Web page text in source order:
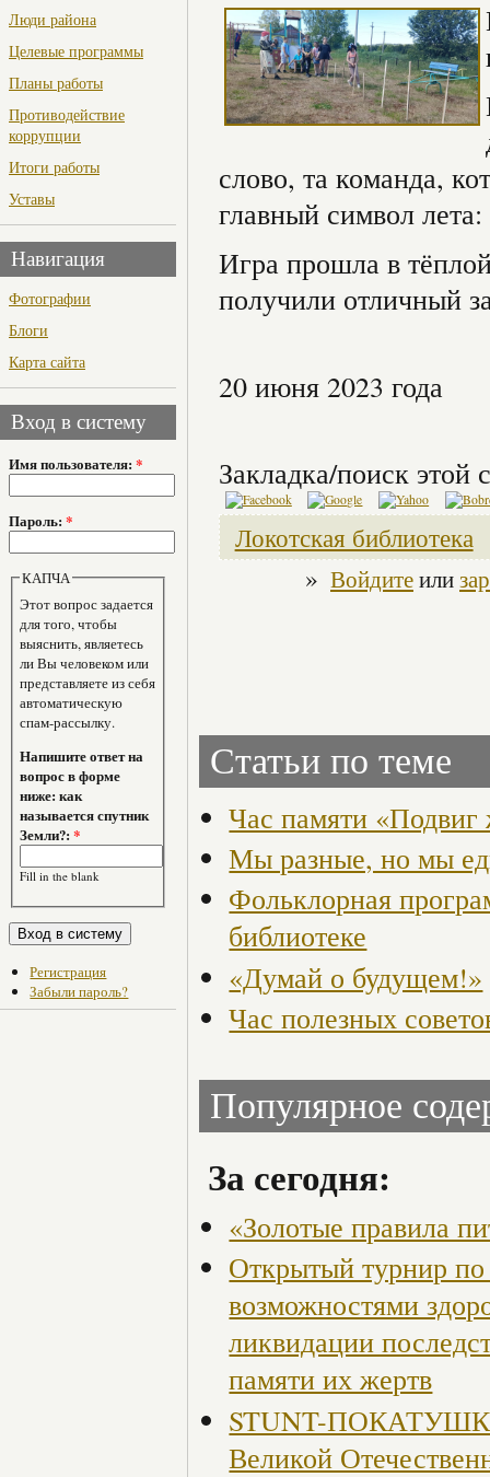
Люди района
Целевые программы
Планы работы
Противодействие
коррупции
Итоги работы
Уставы
Навигация
Фотографии
Блоги
Карта сайта
Вход в систему
Имя пользователя: *
Пароль: *
КАПЧА
Этот вопрос задается
для того, чтобы
выяснить, являетесь
ли Вы человеком или
представляете из себя
автоматическую
спам-рассылку.
Напишите ответ на
вопрос в форме
ниже: как
называется спутник
Земли?:*
Fill in the blank
Регистрация
Забыли пароль?
слово, та команда,
главный символ
Игра прошла в
получили отличный
20 июня 2023 года
Закладка/поиск этой
Локотская библиотека
» Войдитеили
Статьи по теме
Час памяти «Подвиг
Мы разные, но мы
Фольклорная
библиотеке
«Думай о будущем!»
Час полезных
Популярное
За сегодня:
«Золотые правила
Открытый турнир
возможностями
ликвидации
памяти их жертв
STUNT-
Великой